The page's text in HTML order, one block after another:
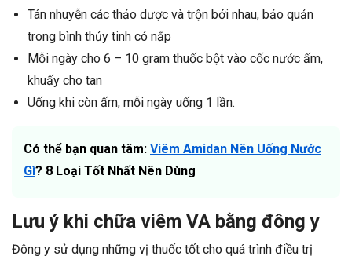
Tán nhuyễn các thảo dược và trộn bới nhau, bảo quản
trong bình thủy tinh có nắp
Mỗi ngày cho 6 – 10 gram thuốc bột vào cốc nước ấm,
khuấy cho tan
Uống khi còn ấm, mỗi ngày uống 1 lần.
Có thể bạn quan tâm: Viêm Amidan Nên Uống Nước
Gì? 8 Loại Tốt Nhất Nên Dùng
Lưu ý khi chữa viêm VA bằng đông y
Đông y sử dụng những vị thuốc tốt cho quá trình điều trị